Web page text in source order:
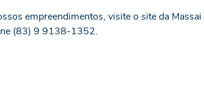
empreendimentos, visite o site da Massai
(83) 9 9138-1352.